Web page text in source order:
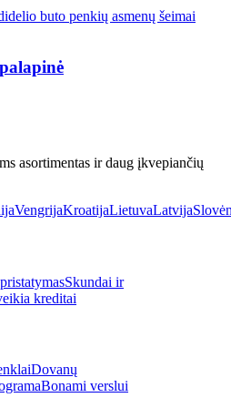
buto penkių asmenų šeimai
asortimentas ir daug įkvepiančių
VengrijaKroatijaLietuvaLatvija
Skundai ir
kreditai
Dovanų
Bonami verslui